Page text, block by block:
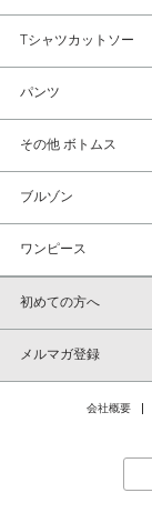
Tシャツカットソー
パンツ
その他 ボトムス
ブルゾン
ワンピース
初めての方へ
メルマガ登録
会社概要